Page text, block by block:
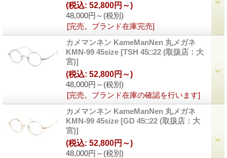
48,000円～ (税別)
(税込: 52,800円～)
[完売。ブランド在庫完売]
カメマンネン KameManNen 丸メガネ
KMN-99 45size [TSH 45□22 (取扱店：大
宮)]
48,000円～ (税別)
(税込: 52,800円～)
[完売。ブランド在庫の確認を行います]
カメマンネン KameManNen 丸メガネ
KMN-99 45size [GD 45□22 (取扱店：大
宮)]
48,000円～ (税別)
(税込: 52,800円～)